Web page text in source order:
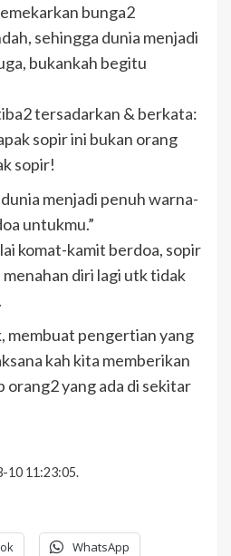
bunga2
sehingga dunia menjadi
bukankah begitu
tersadarkan & berkata:
sopir ini bukan orang
sopir!
menjadi penuh warna-
untukmu.”
komat-kamit berdoa, sopir
diri lagi utk tidak
membuat pengertian yang
kah kita memberikan
orang2 yang ada di sekitar
10 11:23:05.
WhatsApp